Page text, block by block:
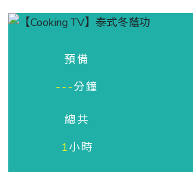
預備
---分鐘
總共
1小時